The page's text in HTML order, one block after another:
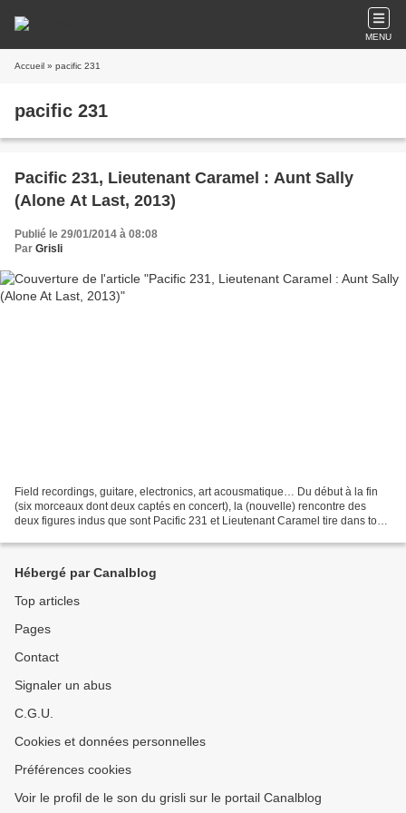
MENU
Accueil » pacific 231
pacific 231
Pacific 231, Lieutenant Caramel : Aunt Sally
(Alone At Last, 2013)
Publié le 29/01/2014 à 08:08
Par Grisli
Field recordings, guitare, electronics, art acousmatique… Du début à la fin
(six morceaux dont deux captés en concert), la (nouvelle) rencontre des
deux figures indus que sont Pacific 231 et Lieutenant Caramel tire dans tous
Hébergé par Canalblog
Top articles
Pages
Contact
Signaler un abus
C.G.U.
Cookies et données personnelles
Préférences cookies
Voir le profil de le son du grisli sur le portail Canalblog